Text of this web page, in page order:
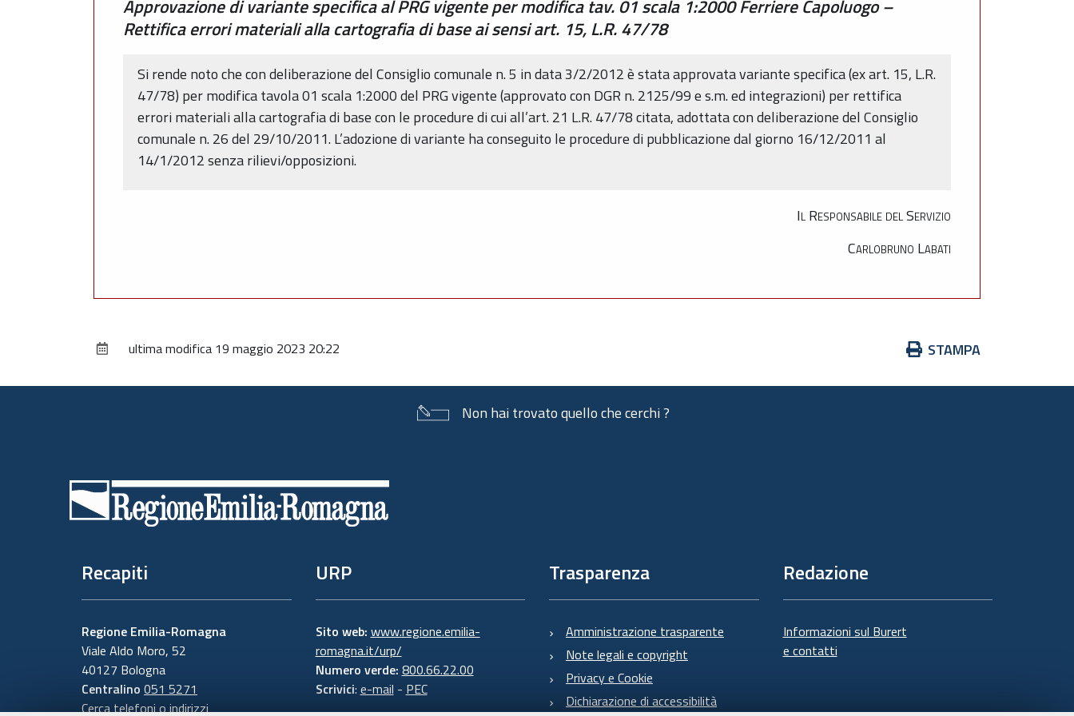
Approvazione di variante specifica al PRG vigente per modifica tav. 01 scala 1:2000 Ferriere Capoluogo –
Rettifica errori materiali alla cartografia di base ai sensi art. 15, L.R. 47/78
Si rende noto che con deliberazione del Consiglio comunale n. 5 in data 3/2/2012 è stata approvata variante specifica (ex art. 15, L.R.
47/78) per modifica tavola 01 scala 1:2000 del PRG vigente (approvato con DGR n. 2125/99 e s.m. ed integrazioni) per rettifica
errori materiali alla cartografia di base con le procedure di cui all’art. 21 L.R. 47/78 citata, adottata con deliberazione del Consiglio
comunale n. 26 del 29/10/2011. L’adozione di variante ha conseguito le procedure di pubblicazione dal giorno 16/12/2011 al
14/1/2012 senza rilievi/opposizioni.
Il Responsabile del Servizio
Carlobruno Labati
Azioni
documento
STAMPA
ultima modifica 19 maggio 2023 20:22
Non hai trovato quello che cerchi ?
Recapiti
Regione Emilia-Romagna
Viale Aldo Moro, 52
40127 Bologna
Centralino 051 5271
Cerca telefoni o indirizzi
URP
Sito web: www.regione.emilia-
romagna.it/urp/
Numero verde: 800.66.22.00
Scrivici: e-mail - PEC
Trasparenza
Amministrazione trasparente
Note legali e copyright
Privacy e Cookie
Dichiarazione di accessibilità
Redazione
Informazioni sul Burert
e contatti